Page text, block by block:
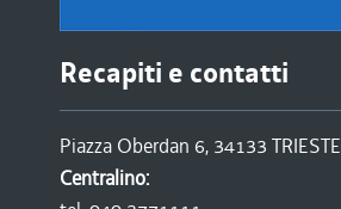
Recapiti e contatti
Piazza Oberdan 6, 34133 TRIESTE
Centralino: